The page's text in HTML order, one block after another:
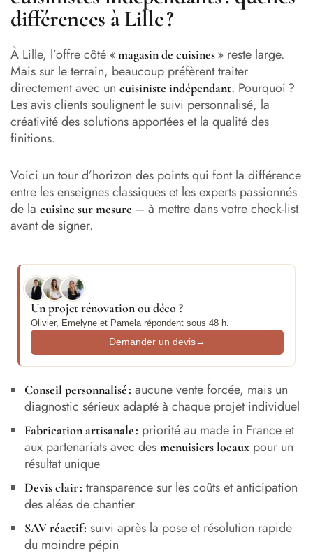
différences à Lille ?
À Lille, l’offre côté «magasin de cuisines» reste large.
Mais sur le terrain, beaucoup préfèrent traiter
directement avec un cuisiniste indépendant. Pourquoi ?
Les avis clients soulignent le suivi personnalisé, la
créativité des solutions apportées et la qualité des
finitions.
Voici un tour d’horizon des points qui font la différence
entre les enseignes classiques et les experts passionnés
de la cuisine sur mesure – à mettre dans votre check-list
avant de signer.
Un projet rénovation ou déco ?
Olivier, Emelyne et Pamela répondent sous 48 h.
Demander un devis→
Conseil personnalisé : aucune vente forcée, mais un
diagnostic sérieux adapté à chaque projet individuel
Fabrication artisanale : priorité au made in France et
aux partenariats avec des menuisiers locauxpour un
résultat unique
Devis clair : transparence sur les coûts et anticipation
des aléas de chantier
SAV réactif : suivi après la pose et résolution rapide
du moindre pépin